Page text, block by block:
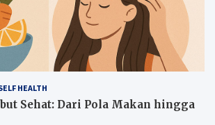
HEALTH
Sehat: Dari Pola Makan hingga